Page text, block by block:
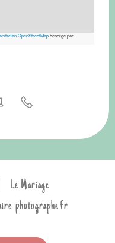
OpenStreetMaphébergé par
Le Mariage
photographe.fr